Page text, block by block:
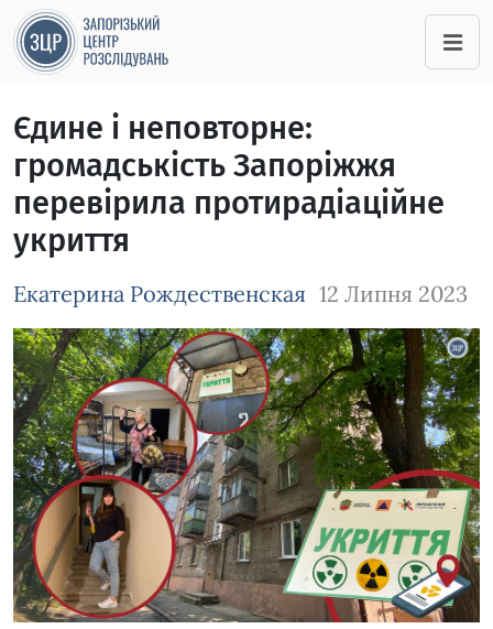
Єдине і неповторне:
громадськість Запоріжжя
перевірила протирадіаційне
укриття
Екатерина Рождественская 12 Липня 2023
Зображення завантажується